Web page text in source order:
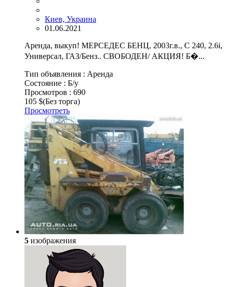
Киев, Украина
01.06.2021
Аренда, выкуп! МЕРСЕДЕС БЕНЦ, 2003г.в., С 240, 2.6i,
Универсал, ГАЗ/Бенз.. СВОБОДЕН/ АКЦИЯ! Б�...
Тип объявления : Аренда
Состояние : Б/у
Просмотров : 690
105 $(Без торга)
Просмотреть
5 изображения